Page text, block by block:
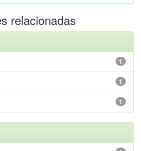
relacionadas
1
1
1